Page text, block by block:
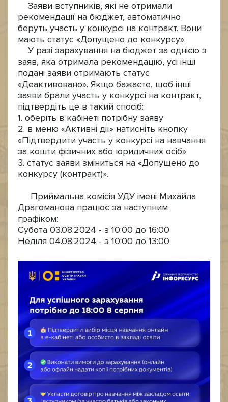
Заяви вступників, які не отримали
рекомендації на бюджет, автоматично
беруть участь у конкурсі на контракт. Вони
мають статус «Допущено до конкурсу».
У разі зарахування на бюджет за однією з
заяв, яка отримала рекомендацію, усі інші
подані заяви отримають статус
«Деактивовано». Якщо бажаєте, щоб інші
заяви брали участь у конкурсі на контракт,
підтвердіть це в такий спосіб:
1. оберіть в кабінеті потрібну заяву
2. в меню «Активні дії» натисніть кнопку
«Підтвердити участь у конкурсі на навчання
за кошти фізичних або юридичних осіб»
3. статус заяви зміниться на «Допущено до
конкурсу (контракт)».
Приймальна комісія УДУ імені Михайла
Драгоманова працює за наступним
графіком:
Субота 03.08.2024 - з 10:00 до 16:00
Неділя 04.08.2024 - з 10:00 до 13:00